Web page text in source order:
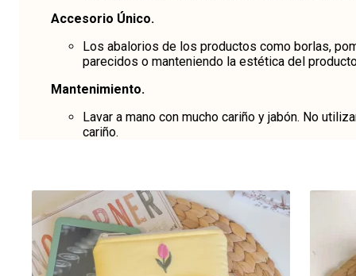
Accesorio Único.
Los abalorios de los productos como borlas,
parecidos o manteniendo la estética del
Mantenimiento.
Lavar a mano con mucho cariño y jabón. No
cariño.